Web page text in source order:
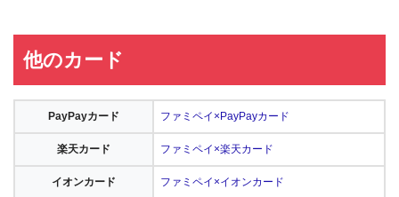
他のカード
PayPayカード ファミペイ×PayPayカード
楽天カード ファミペイ×楽天カード
イオンカード ファミペイ×イオンカード